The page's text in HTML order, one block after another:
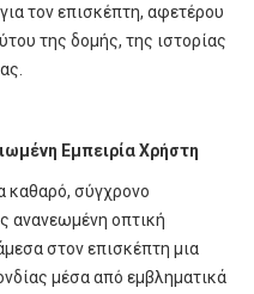
τον επισκέπτη, αφετέρου
της δομής, της ιστορίας
Εμπειρία Χρήστη
καθαρό, σύγχρονο
ανανεωμένη οπτική
στον επισκέπτη μια
μέσα από εμβληματικά